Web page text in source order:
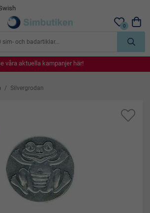
365 dagars öppet köp
0
våra aktuella kampanjer här!
våra aktuella kampanjer här!
våra aktuella kampanjer här!
Se våra aktuella kampanjer här!
/ Silvergrodan